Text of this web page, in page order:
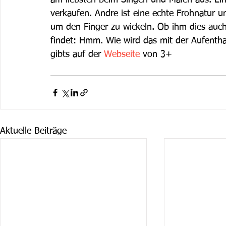
verkaufen. Andre ist eine echte Frohnatur
um den Finger zu wickeln. Ob ihm dies
findet: Hmm. Wie wird das mit der
gibts auf der Webseite von 3+
Aktuelle Beiträge